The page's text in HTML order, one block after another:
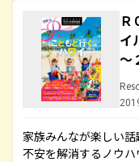
イ
～
家族みんなが楽しい
不安を解消するノウ